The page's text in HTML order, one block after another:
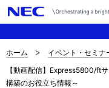
ナ
ビ
サ
イ
ホーム
イベント・セミナ
【動画配信】Express5800/ft
構築のお役立ち情報～